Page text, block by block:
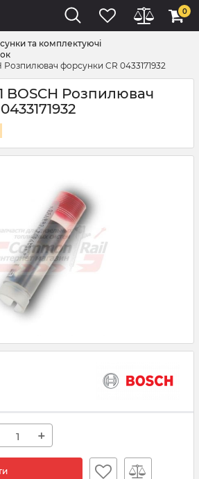
0
та комплектуючі
Розпилювач форсунки CR 0433171932
BOSCH Розпилювач
+